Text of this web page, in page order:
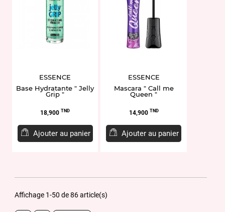
ESSENCE
Base Hydratante " Jelly
Grip "
Prix
18,900 TND
Ajouter au panier
ESSENCE
Mascara " Call me
Queen "
Prix
14,900 TND
Ajouter au panier
Affichage 1-50 de 86 article(s)